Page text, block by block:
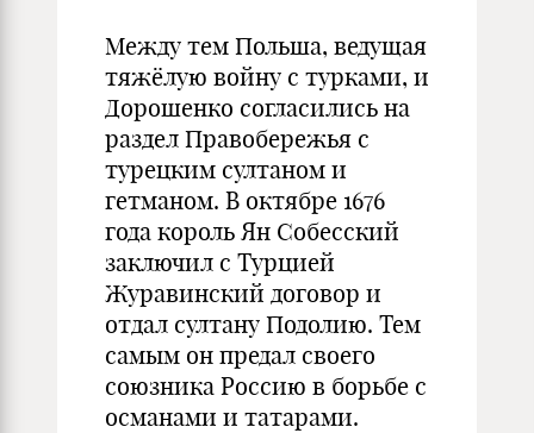
Между тем Польша, ведущая
тяжёлую войну с турками, и
Дорошенко согласились на
раздел Правобережья с
турецким султаном и
гетманом. В октябре 1676
года король Ян Собесский
заключил с Турцией
Журавинский договор и
отдал султану Подолию. Тем
самым он предал своего
союзника Россию в борьбе с
османами и татарами.